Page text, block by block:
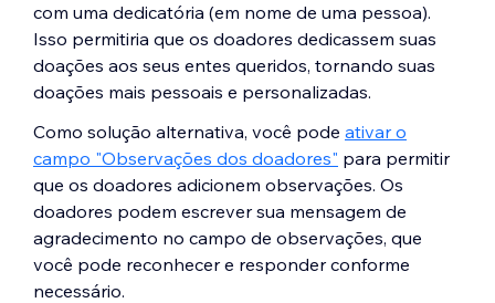
com uma dedicatória (em nome de uma pessoa).
Isso permitiria que os doadores dedicassem suas
doações aos seus entes queridos, tornando suas
doações mais pessoais e personalizadas.
Como solução alternativa, você pode ativar o
campo "Observações dos doadores" para permitir
que os doadores adicionem observações. Os
doadores podem escrever sua mensagem de
agradecimento no campo de observações, que
você pode reconhecer e responder conforme
necessário.